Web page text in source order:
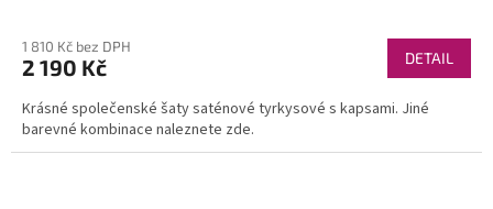
1 810 Kč bez DPH
2 190 Kč DETAIL
Krásné společenské šaty saténové tyrkysové s kapsami. Jiné
barevné kombinace naleznete zde.